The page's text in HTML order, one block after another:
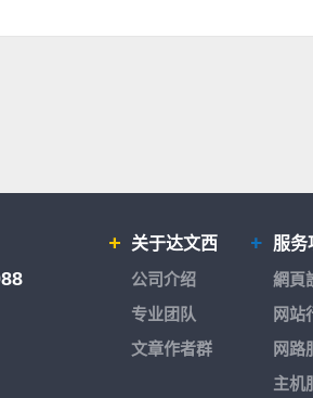
关于达文西
公司介绍
专业团队
文章作者群
服务
網頁
网站
网路
主机